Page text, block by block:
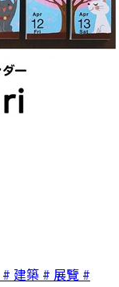
# 建築 # 展覽 #